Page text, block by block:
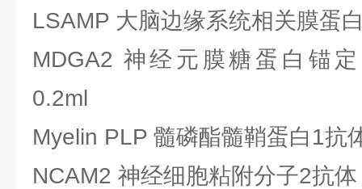
LSAMP 大脑边缘系统相关膜蛋
MDGA2 神经元膜糖蛋白锚
0.2ml
Myelin PLP 髓磷酯髓鞘蛋白1抗
NCAM2 神经细胞粘附分子2抗